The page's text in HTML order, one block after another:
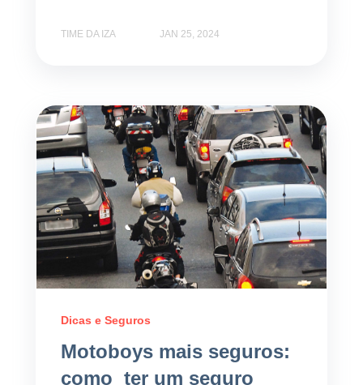
TIME DA IZA JAN 25, 2024
Dicas e Seguros
Motoboys mais seguros:
como ter um seguro